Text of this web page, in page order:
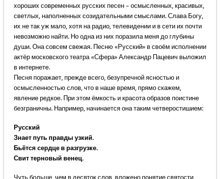
хороших современных русских песен – осмысленных, красивых,
светлых, наполненных созидательными смыслами. Слава Богу,
их не так уж мало, хотя на радио, телевидении и в сети их почти
невозможно найти. Но одна из них поразила меня до глубины
души. Она совсем свежая. Песню «Русский» в своём исполнении
актёр московского театра «Сфера» Александр Пацевич выложил
в интернете.
Песня поражает, прежде всего, безупречной ясностью и
осмысленностью слов, что в наше время, прямо скажем,
явление редкое. При этом ёмкость и красота образов поистине
безграничны. Например, начинается она таким четверостишием:
Русский
Знает путь правды узкий.
Бьётся сердце в разгрузке.
Свит терновый венец.
Чуть больше, чем в десяток слов, вложено понятие святости